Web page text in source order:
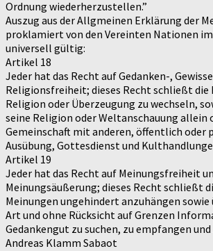
Ordnung wiederherzustellen.”
Auszug aus der Allgmeinen Erklärung der
proklamiert von den Vereinten Nationen im
universell gültig:
Artikel 18
Jeder hat das Recht auf Gedanken-,
Religionsfreiheit; dieses Recht schließt die
Religion oder Überzeugung zu wechseln,
seine Religion oder Weltanschauung allein
Gemeinschaft mit anderen, öffentlich oder
Ausübung, Gottesdienst und
Artikel 19
Jeder hat das Recht auf Meinungsfreiheit
Meinungsäußerung; dieses Recht schließt
Meinungen ungehindert anzuhängen sowie
Art und ohne Rücksicht auf Grenzen
Gedankengut zu suchen, zu empfangen
Andreas Klamm Sabaot